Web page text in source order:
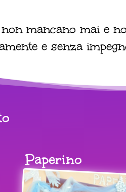
mancano mai e
e senza
Paperino